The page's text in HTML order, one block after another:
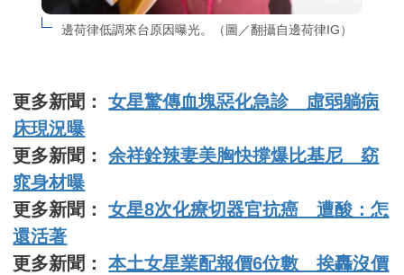
邊荷律低調來台原因曝光。（圖／翻攝自邊荷律IG）
更多新聞：女星驚傳血塊惡化急診 虛弱躺病
床現況曝
更多新聞：余祥銓辣妻美胸快撐爆比基尼 窈
窕身材曝
更多新聞：女星8次化療切器官抗癌 遭酸：怎
還活著
更多新聞：本土女星業配報價6位數 挨轟沒價